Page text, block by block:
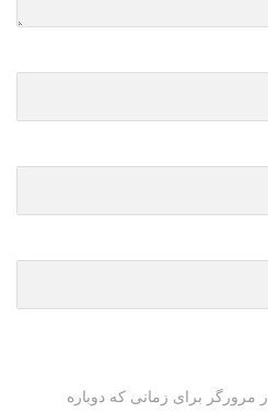
مرورگر برای زمانی که دوباره